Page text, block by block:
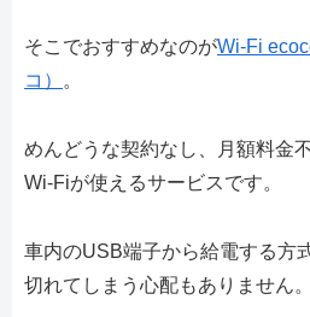
そこでおすすめなのがWi-Fi
コ）
。
めんどうな契約なし、月額料金
Wi-Fiが使えるサービスです。
車内のUSB端子から給電する方
切れてしまう心配もありません。